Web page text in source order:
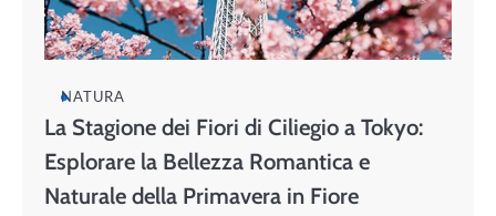
NATURA
La Stagione dei Fiori di Ciliegio a Tokyo:
Esplorare la Bellezza Romantica e
Naturale della Primavera in Fiore